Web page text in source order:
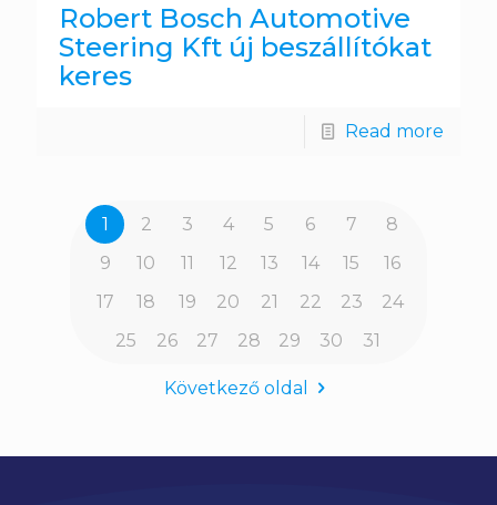
Robert Bosch Automotive
Steering Kft új beszállítókat
keres
Read more
1 2 3 4 5 6 7
8
9
10 11 12 13 14 15
16
17
18 19 20 21 22 23
24
25
26 27 28 29 30 31
Következő oldal